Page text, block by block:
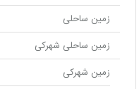
زمین ساحلی
زمین ساحلی شهرکی
زمین شهرکی